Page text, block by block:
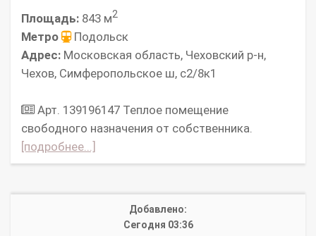
Площадь: 843 м2
Метро
Подольск
Адрес: Московская область, Чеховский р-н,
Чехов, Симферопольское ш, с2/8к1
Арт. 139196147 Теплое помещение
свободного назначения от собственника.
[подробнее...]
Добавлено:
Сегодня 03:36